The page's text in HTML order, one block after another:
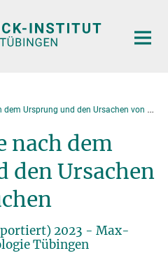
Ursprung und den Ursachen von Agrarseuchen
nach dem
den Ursachen
2023 - Max-
Tübingen